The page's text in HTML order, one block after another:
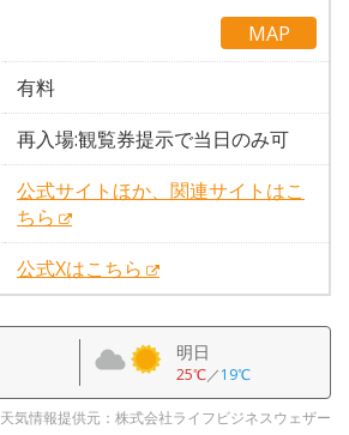
MAP
有料
再入場:観覧券提示で当日のみ可
公式サイトほか、関連サイトはこ
ちら
公式Xはこちら
明日
25℃／19℃
天気情報提供元：株式会社ライフビジネスウェザー